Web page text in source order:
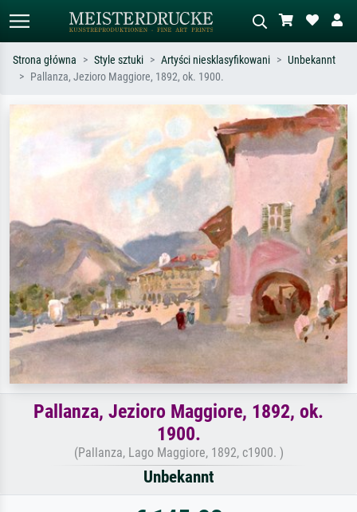
Szukaj wg artysty, tytułu lub stylu – np.
Monet, Gwiaździsta noc,
impresjonizm, fala Hokusaia, akt.
Opisz scenę – np. zielona łąka,
abstrakcja z czerwienią, ciemny olej,
stojący akt obok drzewa.
Strona główna Style sztuki Artyści niesklasyfikowani
Unbekannt
Pallanza, Jezioro Maggiore, 1892, ok. 1900.
Pallanza, Jezioro Maggiore, 1892, ok.
1900.
(Pallanza, Lago Maggiore, 1892, c1900. )
Unbekannt